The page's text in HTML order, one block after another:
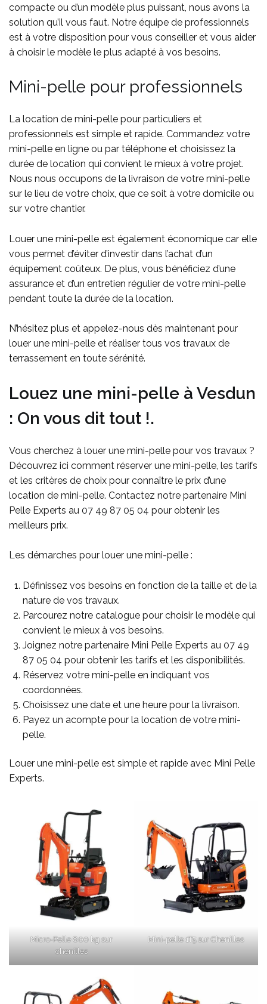
compacte ou d’un modèle plus puissant, nous avons la
solution qu’il vous faut. Notre équipe de professionnels
est à votre disposition pour vous conseiller et vous aider
à choisir le modèle le plus adapté à vos besoins.
Mini-pelle pour professionnels
La location de mini-pelle pour particuliers et
professionnels est simple et rapide. Commandez votre
mini-pelle en ligne ou par téléphone et choisissez la
durée de location qui convient le mieux à votre projet.
Nous nous occupons de la livraison de votre mini-pelle
sur le lieu de votre choix, que ce soit à votre domicile ou
sur votre chantier.
Louer une mini-pelle est également économique car elle
vous permet d’éviter d’investir dans l’achat d’un
équipement coûteux. De plus, vous bénéficiez d’une
assurance et d’un entretien régulier de votre mini-pelle
pendant toute la durée de la location.
N’hésitez plus et appelez-nous dès maintenant pour
louer une mini-pelle et réaliser tous vos travaux de
terrassement en toute sérénité.
Louez une mini-pelle à Vesdun
: On vous dit tout !.
Vous cherchez à louer une mini-pelle pour vos travaux ?
Découvrez ici comment réserver une mini-pelle, les tarifs
et les critères de choix pour connaître le prix d’une
location de mini-pelle. Contactez notre partenaire Mini
Pelle Experts au 07 49 87 05 04 pour obtenir les
meilleurs prix.
Les démarches pour louer une mini-pelle :
Définissez vos besoins en fonction de la taille et de la
nature de vos travaux.
Parcourez notre catalogue pour choisir le modèle qui
convient le mieux à vos besoins.
Joignez notre partenaire Mini Pelle Experts au 07 49
87 05 04 pour obtenir les tarifs et les disponibilités.
Réservez votre mini-pelle en indiquant vos
coordonnées.
Choisissez une date et une heure pour la livraison.
Payez un acompte pour la location de votre mini-
pelle.
Louer une mini-pelle est simple et rapide avec Mini Pelle
Experts.
Micro-Pelle 800 kg sur
chenilles
Mini-pelle 1T5 sur Chenilles